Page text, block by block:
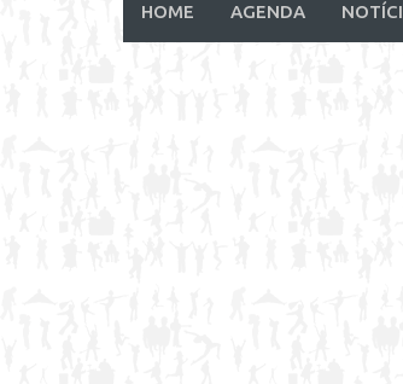
HOME AGENDA